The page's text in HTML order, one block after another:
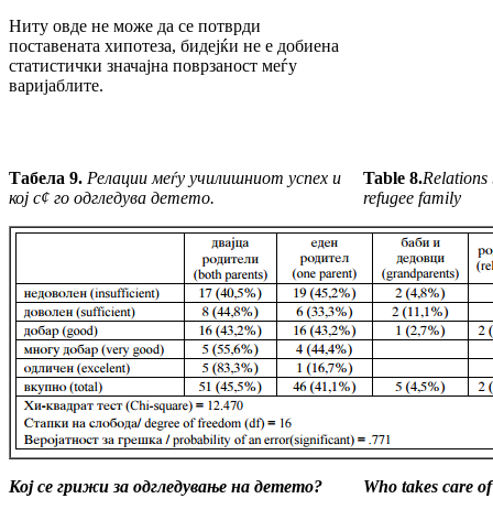
Ниту овде не може да се потврди
поставената хипотеза, бидејќи не е добиена
статистички значајна поврзаност меѓу
варијаблите.
Табела 9. Релации меѓу училишниот успех и
кој с¢ го одгледува детето.
Table 8.Relations
refugee family
Кој се грижи за одгледување на детето? Who takes care